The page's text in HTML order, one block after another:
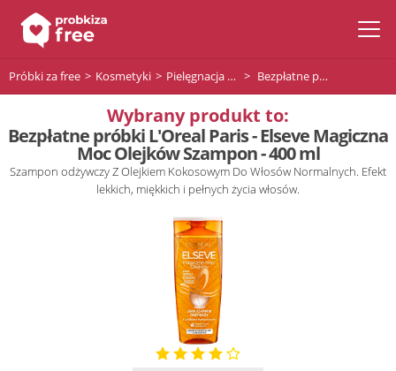
Próbki za free Kosmetyki Pielęgnacja włosów Bezpłatne próbki L'Oreal Paris - Elseve Magiczna Moc Olejków Szampon - 400 ml
Wybrany produkt to:
Bezpłatne próbki L'Oreal Paris - Elseve Magiczna
Moc Olejków Szampon - 400 ml
Szampon odżywczy Z Olejkiem Kokosowym Do Włosów Normalnych. Efekt
lekkich, miękkich i pełnych życia włosów.